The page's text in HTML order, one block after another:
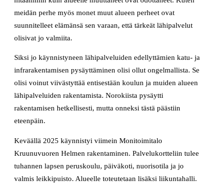
meidän perhe myös monet muut alueen perheet ovat
suunnitelleet elämänsä sen varaan, että tärkeät lähipalvelut
olisivat jo valmiita.
Siksi jo käynnistyneen lähipalveluiden edellyttämien katu- ja
infrarakentamisen pysäyttäminen olisi ollut ongelmallista. Se
olisi voinut viivästyttää entisestään koulun ja muiden alueen
lähipalveluiden rakentamista. Norokiista pysäytti
rakentamisen hetkellisesti, mutta onneksi tästä päästiin
eteenpäin.
Keväällä 2025 käynnistyi viimein Monitoimitalo
Kruunuvuoren Helmen rakentaminen. Palvelukortteliin tulee
tuhannen lapsen peruskoulu, päiväkoti, nuorisotila ja jo
valmis leikkipuisto. Alueelle toteutetaan lisäksi liikuntahalli.